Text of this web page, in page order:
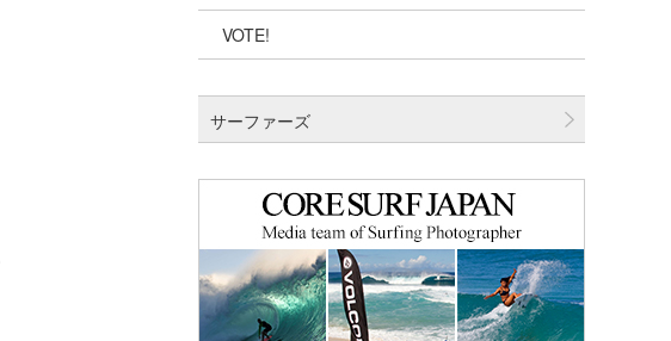
千葉南
四国
沖縄
VOTE!
サーファーズ